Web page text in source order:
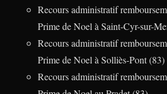
Recours administratif
Prime de Noel à Saint-Cyr-sur-
Recours administratif
Prime de Noel à Solliès-Pont (83)
Recours administratif